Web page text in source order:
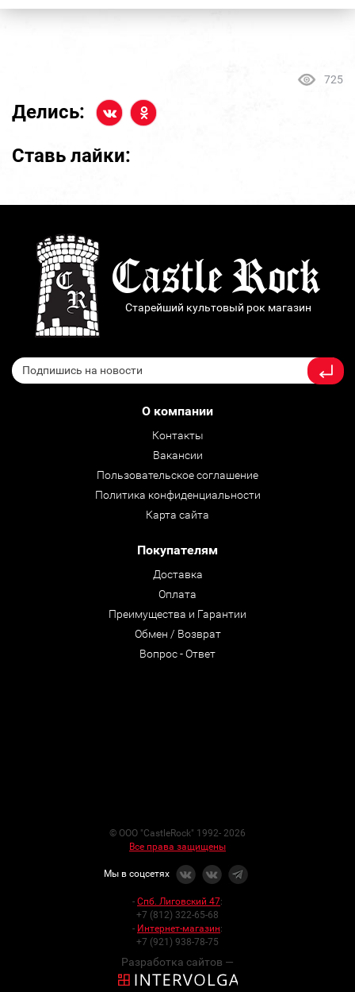
725
Делись:
Ставь лайки:
Старейший культовый рок магазин
О компании
Контакты
Вакансии
Пользовательское соглашение
Политика конфиденциальности
Карта сайта
Покупателям
Доставка
Оплата
Преимущества и Гарантии
Обмен / Возврат
Вопрос - Ответ
© ООО "CastleRock" 1992- 2026
Все права защищены
Мы в соцсетях
- Спб. Лиговский 47:
+7 (812) 322-65-68
- Интернет-магазин:
+7 (921) 938-78-75
Разработка сайтов —